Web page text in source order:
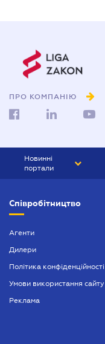
ПРО КОМПАНІЮ
Новинні
портали
БІЗНЕС
Співробітництво
Агенти
Дилери
Політика конфіденційності
Умови використання сайту
Реклама